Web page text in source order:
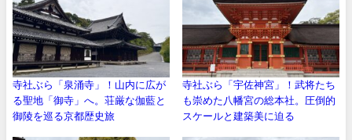
寺社ぶら「泉涌寺」！山内に広が
る聖地「御寺」へ。荘厳な伽藍と
御陵を巡る京都歴史旅
寺社ぶら「宇佐神宮」！武将たち
も崇めた八幡宮の総本社。圧倒的
スケールと建築美に迫る